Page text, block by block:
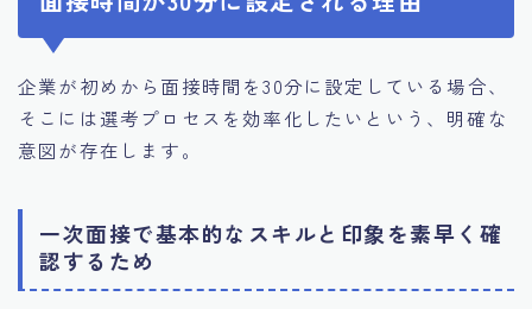
企業が初めから面接時間を30分に設定している場合、
そこには選考プロセスを効率化したいという、明確な
意図が存在します。
一次面接で基本的なスキルと印象を素早く確
認するため